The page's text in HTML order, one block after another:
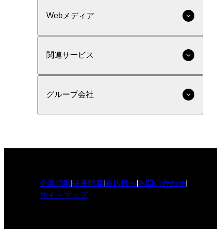
Webメディア
関連サービス
グループ会社
企業情報採用情報書店様へお問い合わせ
サイトマップ